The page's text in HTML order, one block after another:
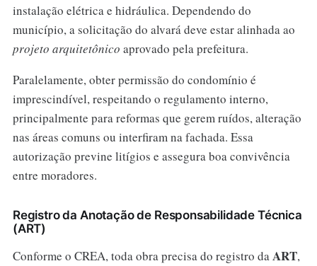
instalação elétrica e hidráulica. Dependendo do
município, a solicitação do alvará deve estar alinhada ao
projeto arquitetônico aprovado pela prefeitura.
Paralelamente, obter permissão do condomínio é
imprescindível, respeitando o regulamento interno,
principalmente para reformas que gerem ruídos, alteração
nas áreas comuns ou interfiram na fachada. Essa
autorização previne litígios e assegura boa convivência
entre moradores.
Registro da Anotação de Responsabilidade Técnica
(ART)
Conforme o CREA, toda obra precisa do registro daART,